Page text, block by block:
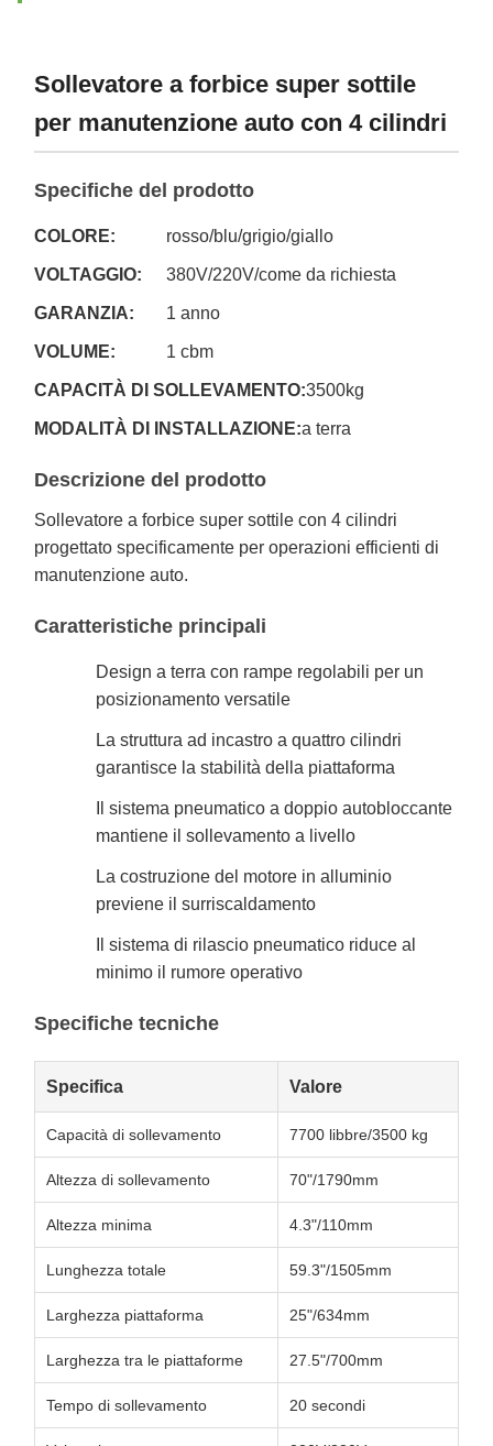
Sollevatore a forbice super sottile
per manutenzione auto con 4 cilindri
Specifiche del prodotto
COLORE:
rosso/blu/grigio/giallo
VOLTAGGIO:
380V/220V/come da richiesta
GARANZIA:
1 anno
VOLUME:
1 cbm
CAPACITÀ DI SOLLEVAMENTO:3500kg
MODALITÀ DI INSTALLAZIONE:a terra
Descrizione del prodotto
Sollevatore a forbice super sottile con 4 cilindri
progettato specificamente per operazioni efficienti di
manutenzione auto.
Caratteristiche principali
Design a terra con rampe regolabili per un
posizionamento versatile
La struttura ad incastro a quattro cilindri
garantisce la stabilità della piattaforma
Il sistema pneumatico a doppio autobloccante
mantiene il sollevamento a livello
La costruzione del motore in alluminio
previene il surriscaldamento
Il sistema di rilascio pneumatico riduce al
minimo il rumore operativo
Specifiche tecniche
Specifica Valore
Capacità di sollevamento 7700 libbre/3500 kg
Altezza di sollevamento 70"/1790mm
Altezza minima 4.3"/110mm
Lunghezza totale 59.3"/1505mm
Larghezza piattaforma 25"/634mm
Larghezza tra le piattaforme 27.5"/700mm
Tempo di sollevamento 20 secondi